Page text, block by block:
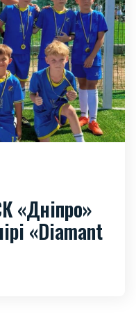
«Дніпро»
«Diamant